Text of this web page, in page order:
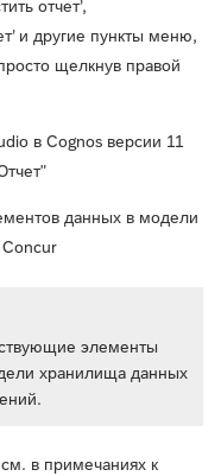
отчет’,
и другие пункты меню,
щелкнув правой
в Cognos версии 11
данных в модели
элементы
хранилища данных
в примечаниях к